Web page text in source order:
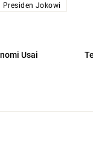
Presiden Jokowi
Usai